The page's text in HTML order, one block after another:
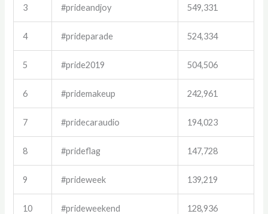
3 #prideandjoy 549,331
4 #prideparade 524,334
5 #pride2019 504,506
6 #pridemakeup 242,961
7 #pridecaraudio 194,023
8 #prideflag 147,728
9 #prideweek 139,219
10 #prideweekend 128,936